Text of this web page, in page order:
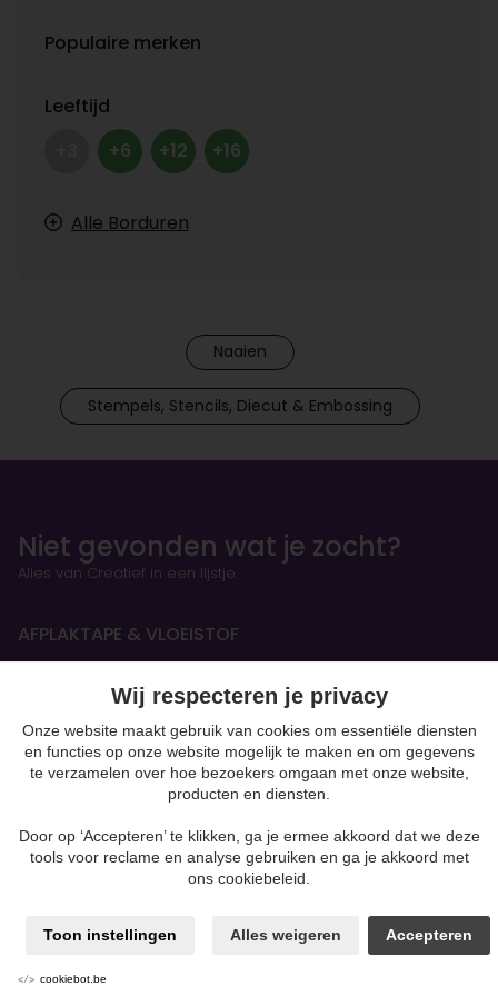
Populaire merken
Leeftijd
+6 +12 +16
Alle Borduren
Naaien
Stempels, Stencils, Diecut & Embossing
Niet gevonden wat je zocht?
Alles van Creatief in een lijstje.
AFPLAKTAPE & VLOEISTOF
HANDBOEKEN & OEFENSCHRIFTEN
Figurines
BOETSEREN & GIETEN
Silk Foam & Silk Clay
Papiermaché
Kaarsen & Zeep maken
Gips
Powertex & andere mixed media
Wij respecteren je privacy
Onze website maakt gebruik van cookies om essentiële diensten
en functies op onze website mogelijk te maken en om gegevens
te verzamelen over hoe bezoekers omgaan met onze website,
producten en diensten.
Door op ‘Accepteren’ te klikken, ga je ermee akkoord dat we deze
tools voor reclame en analyse gebruiken en ga je akkoord met
ons cookiebeleid.
Toon instellingen Alles weigeren Accepteren
cookiebot.be